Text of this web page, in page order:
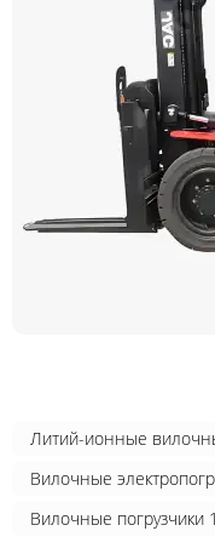
Литий-ионные
Вилочные
Вилочные погрузчики